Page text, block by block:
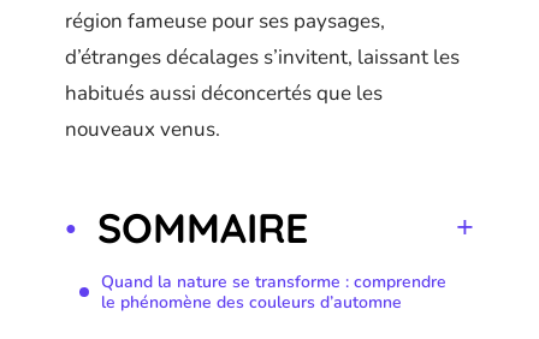
région fameuse pour ses paysages,
d’étranges décalages s’invitent, laissant les
habitués aussi déconcertés que les
nouveaux venus.
SOMMAIRE
Quand la nature se transforme : comprendre
le phénomène des couleurs d’automne